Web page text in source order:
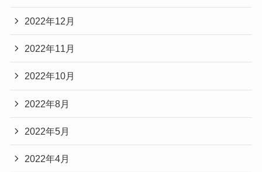
2022年12月
2022年11月
2022年10月
2022年8月
2022年5月
2022年4月